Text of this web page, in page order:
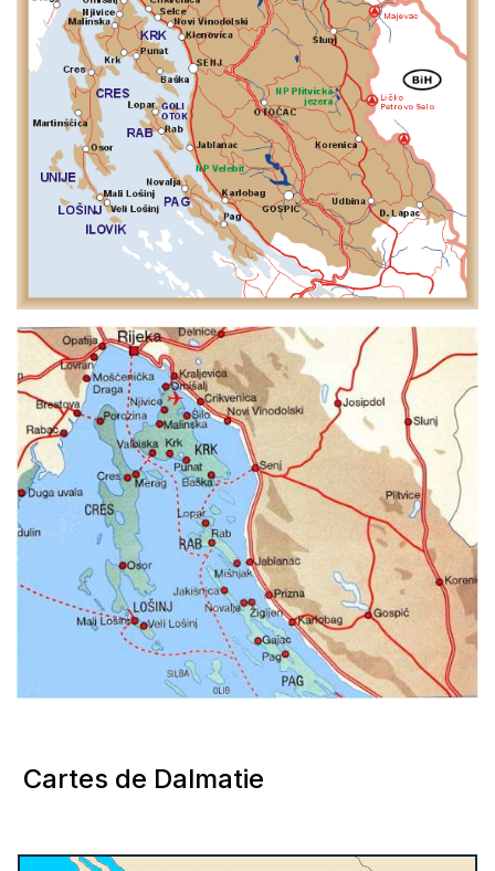
Cartes de Dalmatie